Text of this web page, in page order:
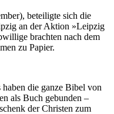
beteiligte sich die
an der Aktion »Leipzig
brachten nach dem
zu Papier.
die ganze Bibel von
als Buch gebunden –
der Christen zum